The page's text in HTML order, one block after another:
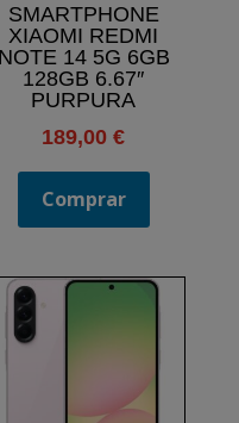
SMARTPHONE
XIAOMI REDMI
NOTE 14 5G 6GB
128GB 6.67″
PURPURA
189,00€
Comprar